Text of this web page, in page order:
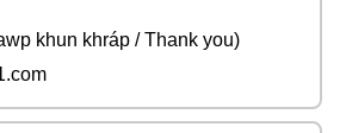
khun khráp / Thank you)